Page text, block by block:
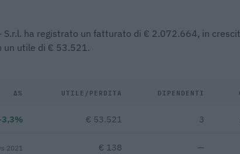
ha registrato un fatturato di € 2.072.664, in
un utile di € 53.521.
Δ% UTILE/PERDITA DIPENDENTI
€ 53.521 3
2021 € 138 —